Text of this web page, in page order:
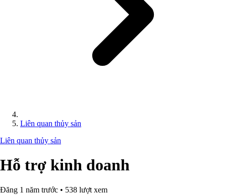
Liên quan thủy sản
Liên quan thủy sản
Hỗ trợ kinh doanh
Đăng 1 năm trước • 538 lượt xem